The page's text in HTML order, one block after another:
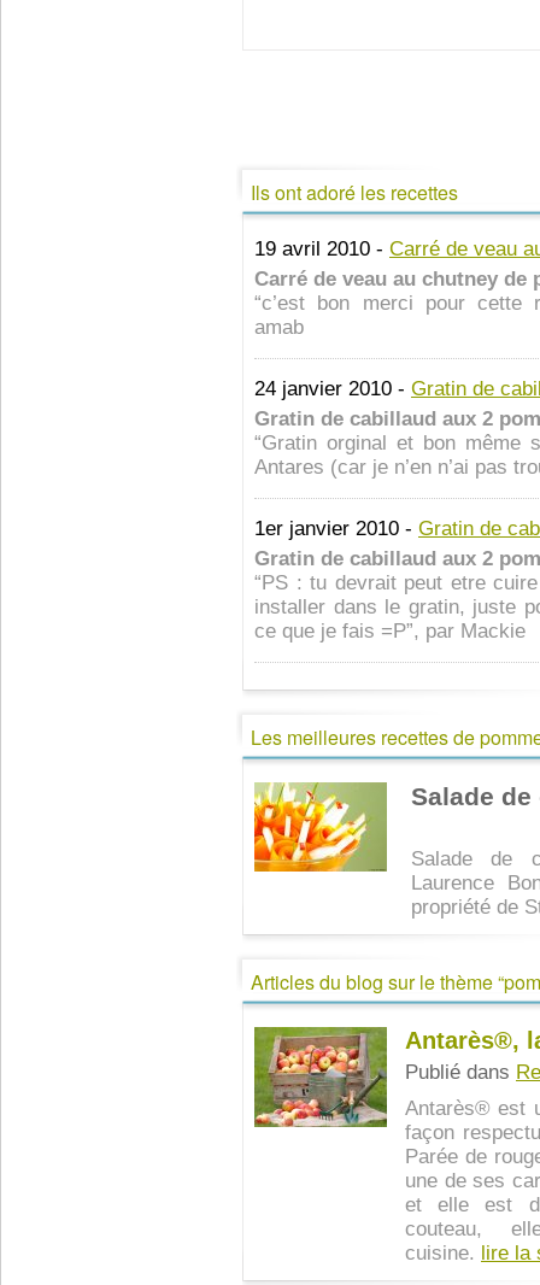
Ils ont adoré les recettes
19 avril 2010 - Carré de veau
Carré de veau au chutney de
“c’est bon merci pour cette
amab
24 janvier 2010 - Gratin de
Gratin de cabillaud aux 2
“Gratin orginal et bon même
Antares (car je n’en n’ai pas
1er janvier 2010 - Gratin de
Gratin de cabillaud aux 2
“PS : tu devrait peut etre
installer dans le gratin, juste
ce que je fais =P”, par Mackie
Les meilleures recettes de
Salade
Salade de
Laurence
propriété de
Articles du blog sur le thème
Antarès®,
Publié dans
Antarès® est
façon
Parée de
une de ses
et elle est
couteau,
cuisine. lire la